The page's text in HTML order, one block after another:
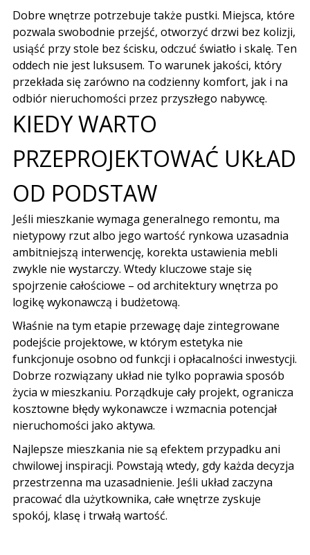
Dobre wnętrze potrzebuje także pustki. Miejsca, które
pozwala swobodnie przejść, otworzyć drzwi bez kolizji,
usiąść przy stole bez ścisku, odczuć światło i skalę. Ten
oddech nie jest luksusem. To warunek jakości, który
przekłada się zarówno na codzienny komfort, jak i na
odbiór nieruchomości przez przyszłego nabywcę.
KIEDY WARTO
PRZEPROJEKTOWAĆ UKŁAD
OD PODSTAW
Jeśli mieszkanie wymaga generalnego remontu, ma
nietypowy rzut albo jego wartość rynkowa uzasadnia
ambitniejszą interwencję, korekta ustawienia mebli
zwykle nie wystarczy. Wtedy kluczowe staje się
spojrzenie całościowe – od architektury wnętrza po
logikę wykonawczą i budżetową.
Właśnie na tym etapie przewagę daje zintegrowane
podejście projektowe, w którym estetyka nie
funkcjonuje osobno od funkcji i opłacalności inwestycji.
Dobrze rozwiązany układ nie tylko poprawia sposób
życia w mieszkaniu. Porządkuje cały projekt, ogranicza
kosztowne błędywykonawcze i wzmacnia potencjał
nieruchomości jako aktywa.
Najlepsze mieszkania nie są efektem przypadku ani
chwilowej inspiracji. Powstają wtedy, gdy każda decyzja
przestrzenna ma uzasadnienie. Jeśli układ zaczyna
pracować dla użytkownika, całe wnętrze zyskuje
spokój, klasę i trwałą wartość.